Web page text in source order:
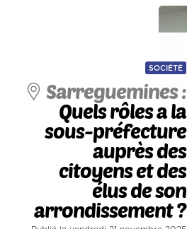
SOCIÉTÉ
Sarreguemines :
Quels rôles a la
sous-préfecture
auprès des
citoyens et des
élus de son
arrondissement ?